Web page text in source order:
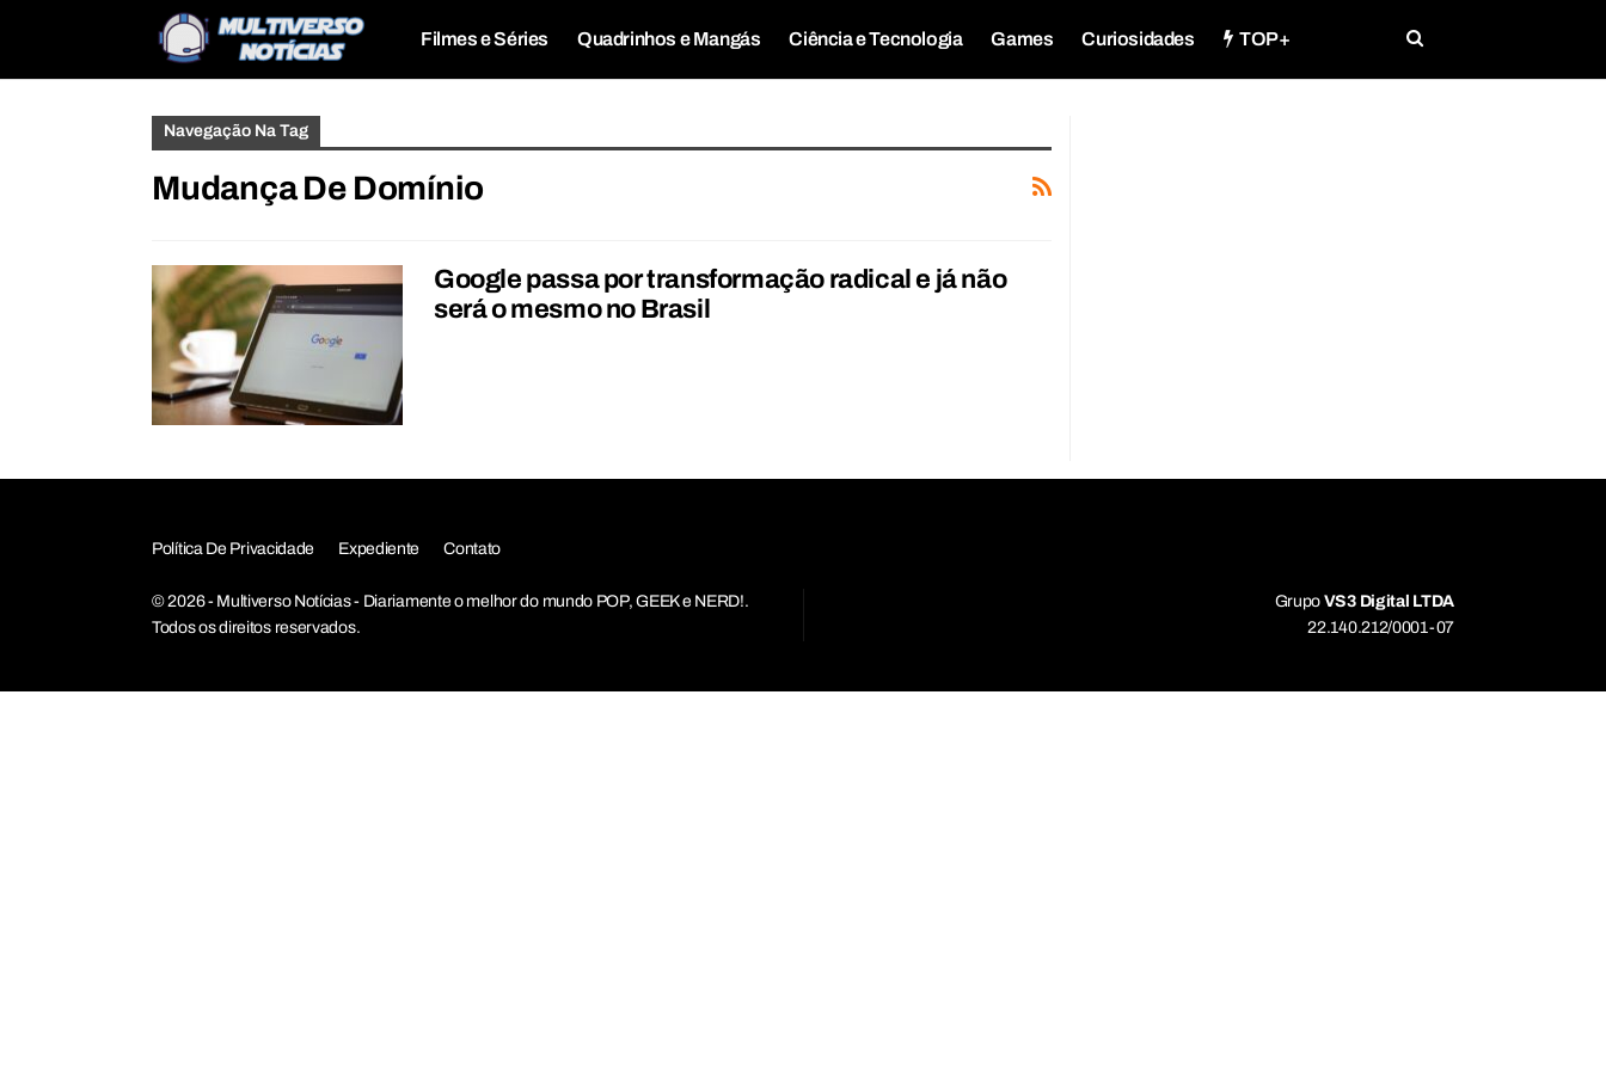
Filmes e Séries Quadrinhos e Mangás Ciência e Tecnologia Games Curiosidades TOP+
Navegação Na Tag
Mudança De Domínio
Google passa por transformação radical e já não
será o mesmo no Brasil
Política De Privacidade Expediente Contato
© 2026 - Multiverso Notícias - Diariamente o melhor do mundo POP, GEEK e NERD!.
Todos os direitos reservados.
Grupo VS3 Digital LTDA
22.140.212/0001-07